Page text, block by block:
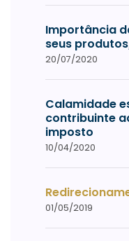
Importância
seus
20/07/2020
Calamidade
contribuinte
imposto
10/04/2020
01/05/2019